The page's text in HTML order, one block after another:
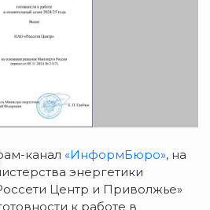
канал «ИнформБюро», на
энергетики
Центр и Приволжье»
к работе в